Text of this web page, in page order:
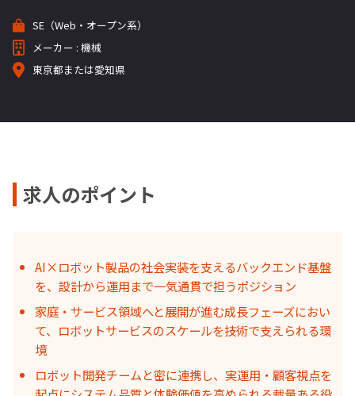
SE（Web・オープン系）
メーカー : 機械
東京都または愛知県
求人のポイント
AI×ロボット製品の社会実装を支えるバックエンド基盤
を、設計から運用まで一気通貫で担うポジション
家庭・サービス領域へと展開が進む成長フェーズにおい
て、ロボットサービスのスケールを技術で支えられる環
境
ロボット開発チームと密に連携し、実運用・顧客視点を